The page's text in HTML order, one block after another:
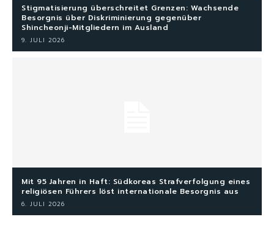
Stigmatisierung überschreitet Grenzen: Wachsende
Besorgnis über Diskriminierung gegenüber
Shincheonji-Mitgliedern im Ausland
9. JULI 2026
Mit 95 Jahren in Haft: Südkoreas Strafverfolgung eines
religiösen Führers löst internationale Besorgnis aus
6. JULI 2026